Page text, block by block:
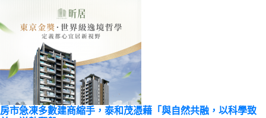
房市急凍多數建商縮手，泰和茂憑藉「與自然共融，以科學致